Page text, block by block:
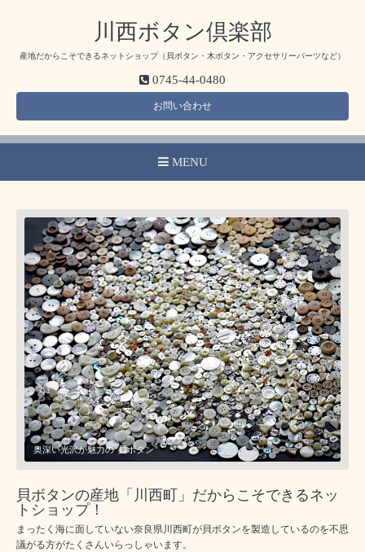
川西ボタン倶楽部
産地だからこそできるネットショップ（貝ボタン・木ボタン・アクセサリーパーツなど）
0745-44-0480
お問い合わせ
MENU
奥深い光沢が魅力の“貝ボタン”
貝ボタンの産地「川西町」だからこそできるネッ
トショップ！
まったく海に面していない奈良県川西町が貝ボタンを製造しているのを不思
議がる方がたくさんいらっしゃいます。